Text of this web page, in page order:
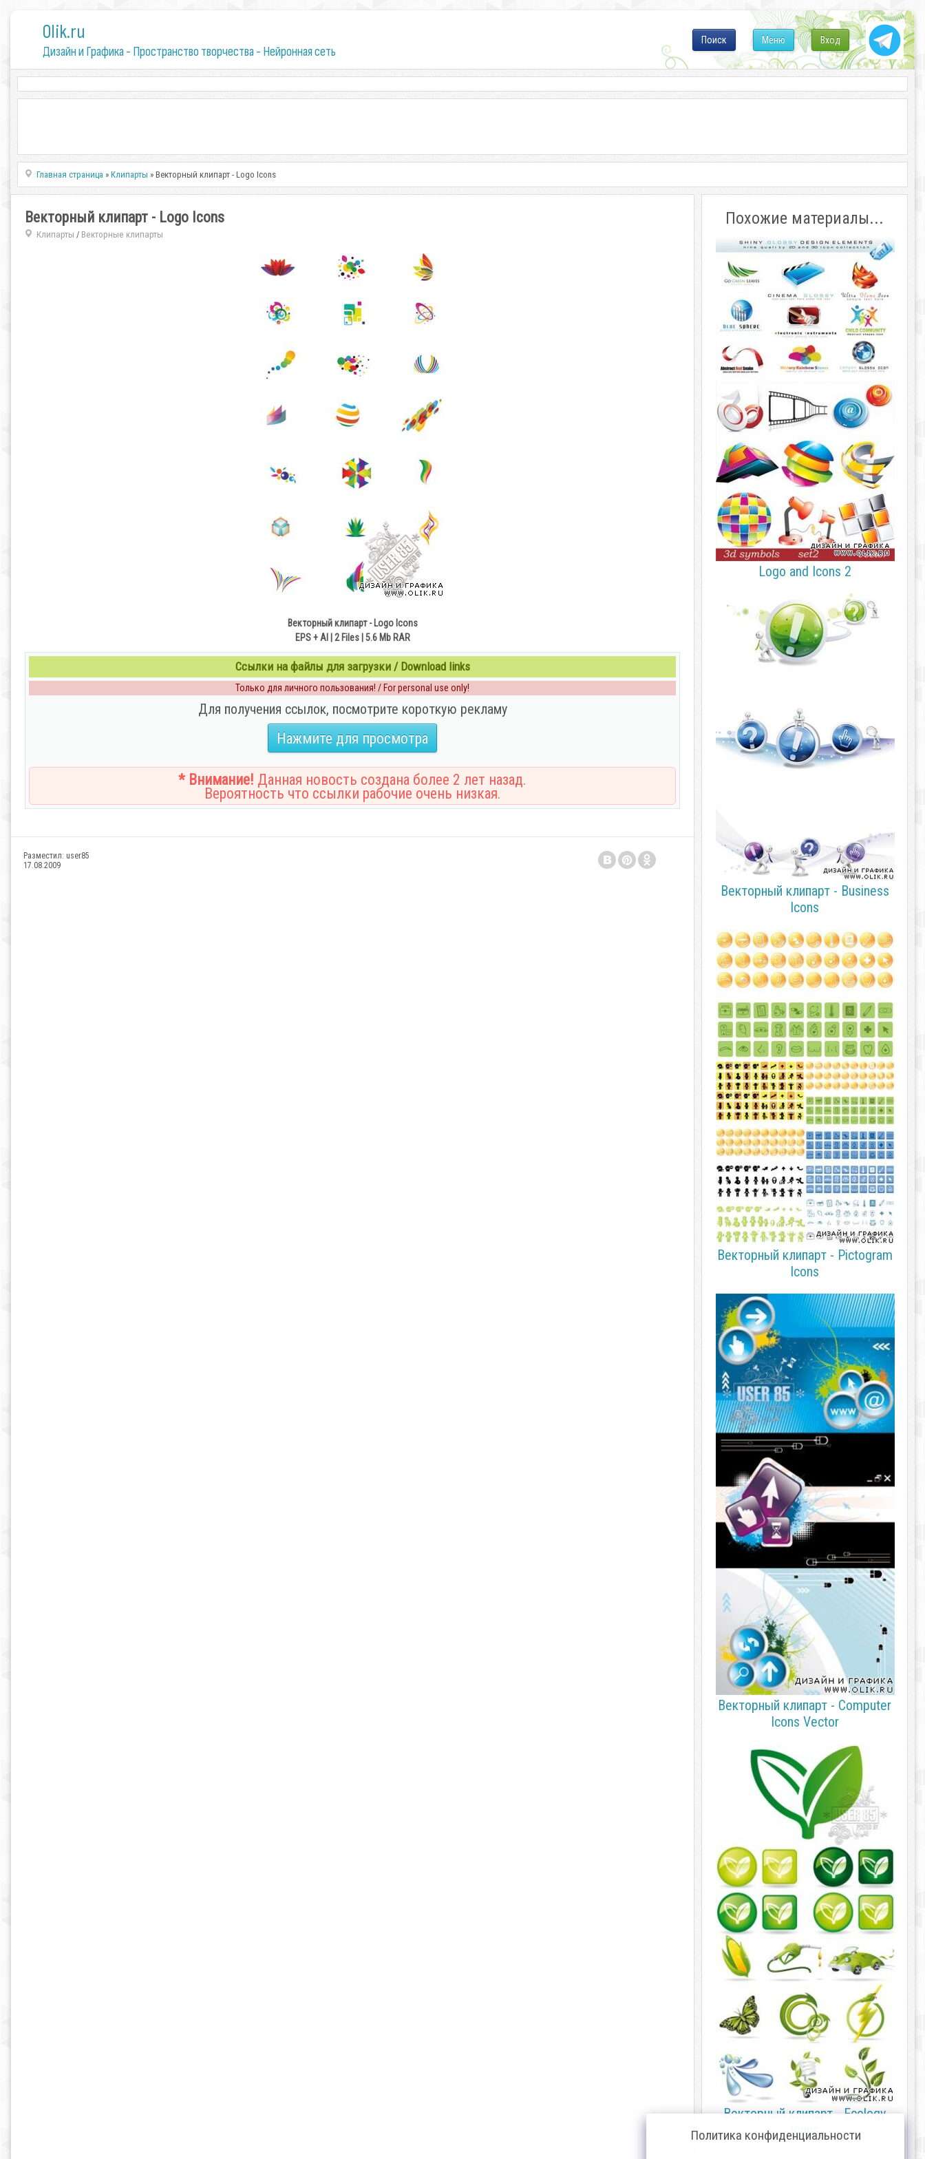
0lik.ru
Дизайн и Графика - Пространство творчества - Нейронная сеть
Вход
Меню
Поиск
Главная страница »Клипарты » Векторный клипарт - Logo Icons
Векторный клипарт - Logo Icons
Клипарты / Векторные клипарты
Векторный клипарт - Logo Icons
EPS + AI | 2 Files | 5.6 Mb RAR
Ссылки на файлы для загрузки / Download links
Только для личного пользования! / For personal use only!
Для получения ссылок, посмотрите короткую рекламу
Нажмите для просмотра
* Внимание! Данная новость создана более 2 лет назад.
Вероятность что ссылки рабочие очень низкая.
Разместил: user85
17.08.2009
Похожие материалы...
Logo and Icons 2
Векторный клипарт - Business
Icons
Векторный клипарт - Pictogram
Icons
Векторный клипарт - Computer
Icons Vector
Векторный клипарт - Ecology
Icons
Политика конфиденциальности